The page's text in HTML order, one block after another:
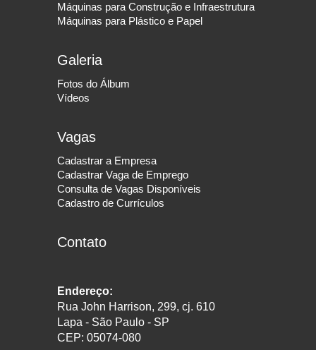
Máquinas para Construção e Infraestrutura
Máquinas para Plástico e Papel
Galeria
Fotos do Álbum
Vídeos
Vagas
Cadastrar a Empresa
Cadastrar Vaga de Emprego
Consulta de Vagas Disponíveis
Cadastro de Currículos
Contato
Endereço:
Rua John Harrison, 299, cj. 610
Lapa - São Paulo - SP
CEP: 05074-080